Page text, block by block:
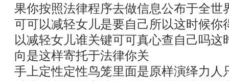
果你按照法律程序去做信息公布于全世
可可以减轻女儿是要自己所以这时候你
以减轻女儿谁关键可可真心查自己吗
向是这样寄托于法律你关
手上定性定性鸟笼里面是原样演绎力人